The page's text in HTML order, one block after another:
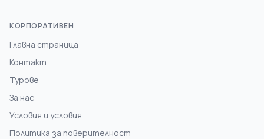
КОРПОРАТИВЕН
Главна страница
Контакт
Турове
За нас
Условия и условия
Политика за поверителност